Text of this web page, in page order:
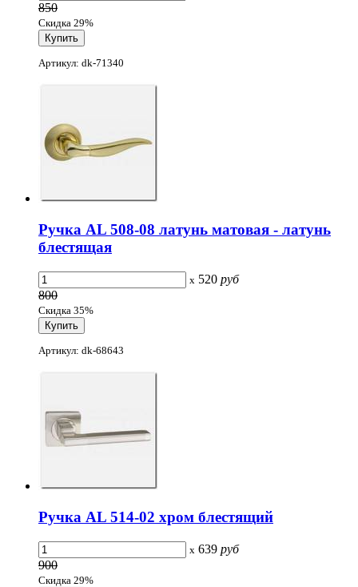
850
Скидка 29%
Артикул: dk-71340
Ручка AL 508-08 латунь матовая - латунь
блестящая
x 520 руб
800
Скидка 35%
Артикул: dk-68643
Ручка AL 514-02 хром блестящий
x 639 руб
900
Скидка 29%